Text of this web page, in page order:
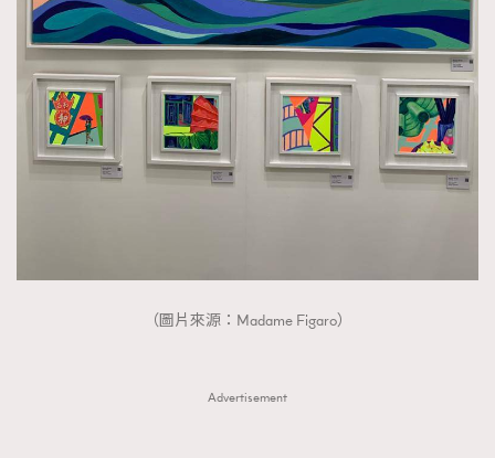
（圖片來源：Madame Figaro）
Advertisement